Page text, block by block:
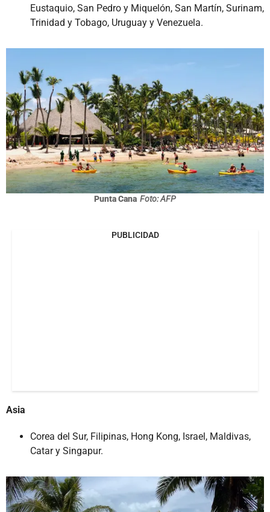
Eustaquio, San Pedro y Miquelón, San Martín, Surinam,
Trinidad y Tobago, Uruguay y Venezuela.
Punta Cana Foto: AFP
PUBLICIDAD
Asia
Corea del Sur, Filipinas, Hong Kong, Israel, Maldivas,
Catar y Singapur.